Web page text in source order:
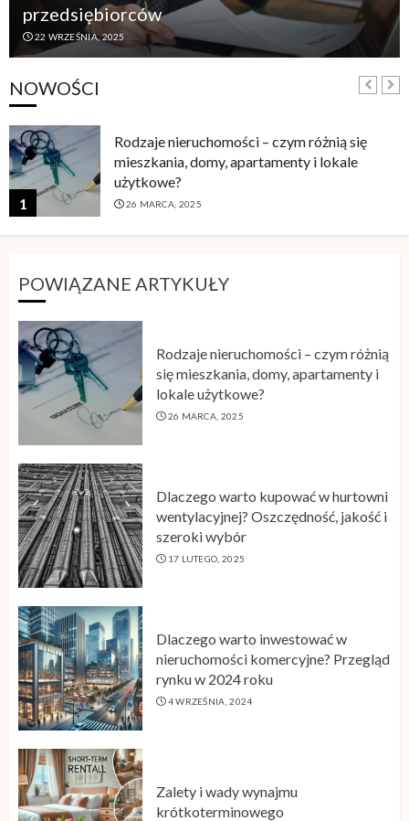
rozwój Twojej
26 SIERPNIA, 2025
NOWOŚCI
1
Rodzaje nieruchomości – czym różnią się
mieszkania, domy, apartamenty i lokale
użytkowe?
26 MARCA, 2025
POWIĄZANE ARTYKUŁY
Rodzaje nieruchomości – czym różnią
się mieszkania, domy, apartamenty i
lokale użytkowe?
26 MARCA, 2025
Dlaczego warto kupować w hurtowni
wentylacyjnej? Oszczędność, jakość i
szeroki wybór
17 LUTEGO, 2025
Dlaczego warto inwestować w
nieruchomości komercyjne? Przegląd
rynku w 2024 roku
4 WRZEŚNIA, 2024
Zalety i wady wynajmu
krótkoterminowego